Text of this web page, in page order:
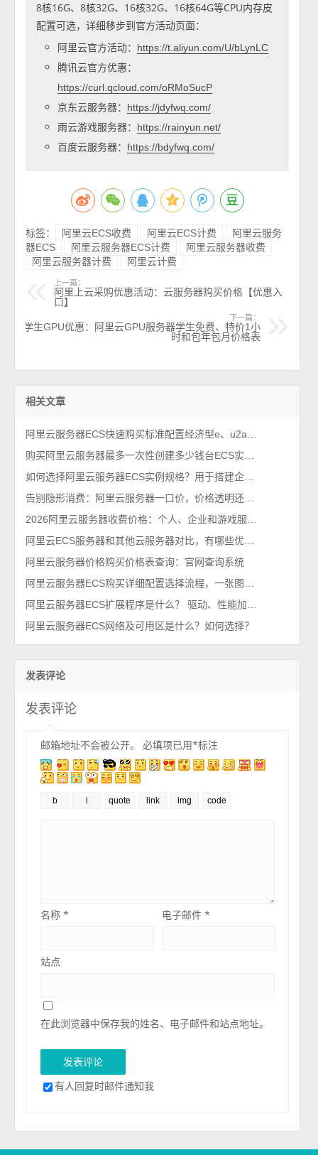
8核16G、8核32G、16核32G、16核64G等CPU内存皮
配置可选，详细移步到官方活动页面：
阿里云官方活动：
https://t.aliyun.com/U/bLynLC
腾讯云官方优惠：
https://curl.qcloud.com/oRMoSucP
京东云服务器： https://jdyfwq.com/
雨云游戏服务器： https://rainyun.net/
百度云服务器： https://bdyfwq.com/
标签： 阿里云ECS收费 阿里云ECS计费
阿里云服务
器ECS
阿里云服务器ECS计费
阿里云服务器收费
阿里云服务器计费
阿里云计费
上一篇：
阿里上云采购优惠活动：云服务器购买价格【优惠入
口】
下一篇：
学生GPU优惠：阿里云GPU服务器学生免费、特价1小
时和包年包月价格表
相关文章
阿里云服务器ECS快速购买标准配置经济型e、u2a和c9i实例区别对比
购买阿里云服务器最多一次性创建多少钱台ECS实例？
如何选择阿里云服务器ECS实例规格？用于搭建企业网站使用
告别隐形消费：阿里云服务器一口价，价格透明还优惠
2026阿里云服务器收费价格：个人、企业和游戏服务器费用清单
阿里云ECS服务器和其他云服务器对比，有哪些优势？
阿里云服务器价格购买价格表查询：官网查询系统
阿里云服务器ECS购买详细配置选择流程，一张图看懂
阿里云服务器ECS扩展程序是什么？ 驱动、性能加速和应用开发环境
阿里云服务器ECS网络及可用区是什么？如何选择？
发表评论
发表评论
邮箱地址不会被公开。 必填项已用*标注
名称* 电子邮件*
站点
在此浏览器中保存我的姓名、电子邮件和站点地址。
有人回复时邮件通知我